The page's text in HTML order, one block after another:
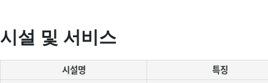
시설 및 서비스
시설명 특징